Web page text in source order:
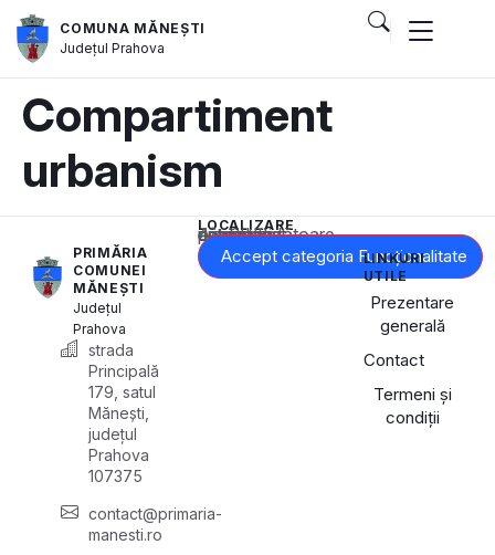
COMUNA MĂNEȘTI
JudețulPrahova
Compartiment
urbanism
PRIMĂRIA
COMUNEI
MĂNEȘTI
Județul
Prahova
strada
Principală
179, satul
Mănești,
județul
Prahova
107375
contact@primaria-
manesti.ro
LOCALIZARE
Acest conținut este blocat până când acceptați categoria corespunzătoare de cookie-uri.
Accept categoria Funcționalitate
LINKURI
UTILE
Prezentare
generală
Contact
Termeni și
condiții